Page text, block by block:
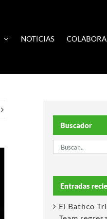
NOTICIAS COLABORA
Buscador
Buscar:
Entradas
El Bathco